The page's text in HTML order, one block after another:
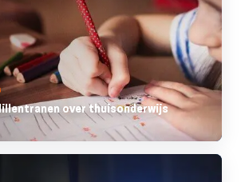
over thuisonderwijs